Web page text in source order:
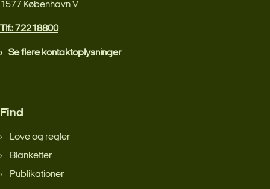
1577 København V
Tlf.: 72218800
Se flere kontaktoplysninger
Find
Love og regler
Blanketter
Publikationer